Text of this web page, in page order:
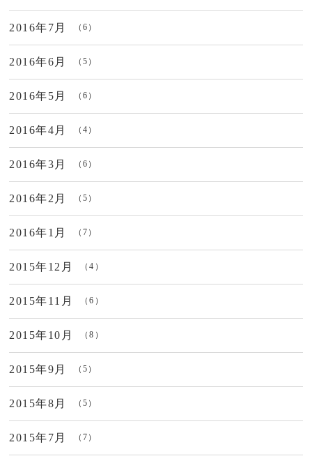
2016年7月 （6）
2016年6月 （5）
2016年5月 （6）
2016年4月 （4）
2016年3月 （6）
2016年2月 （5）
2016年1月 （7）
2015年12月 （4）
2015年11月 （6）
2015年10月 （8）
2015年9月 （5）
2015年8月 （5）
2015年7月 （7）